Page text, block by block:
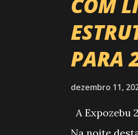
PARA
dezembro 11,
A Expozebu